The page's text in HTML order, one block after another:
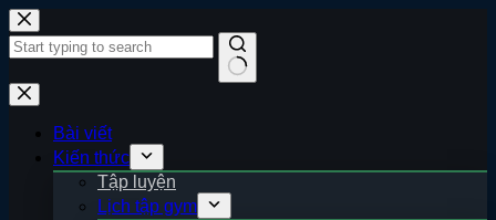
Skip
to
content
No
results
Bài viết
Kiến thức
Tập luyện
Lịch tập gym